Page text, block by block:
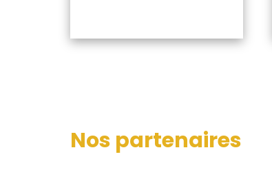
Nos partenaires